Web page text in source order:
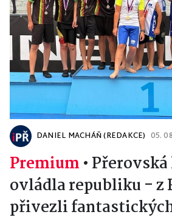
DANIEL MACHÁŇ (REDAKCE) 05.
Premium •
ovládla republiku - z
přivezli